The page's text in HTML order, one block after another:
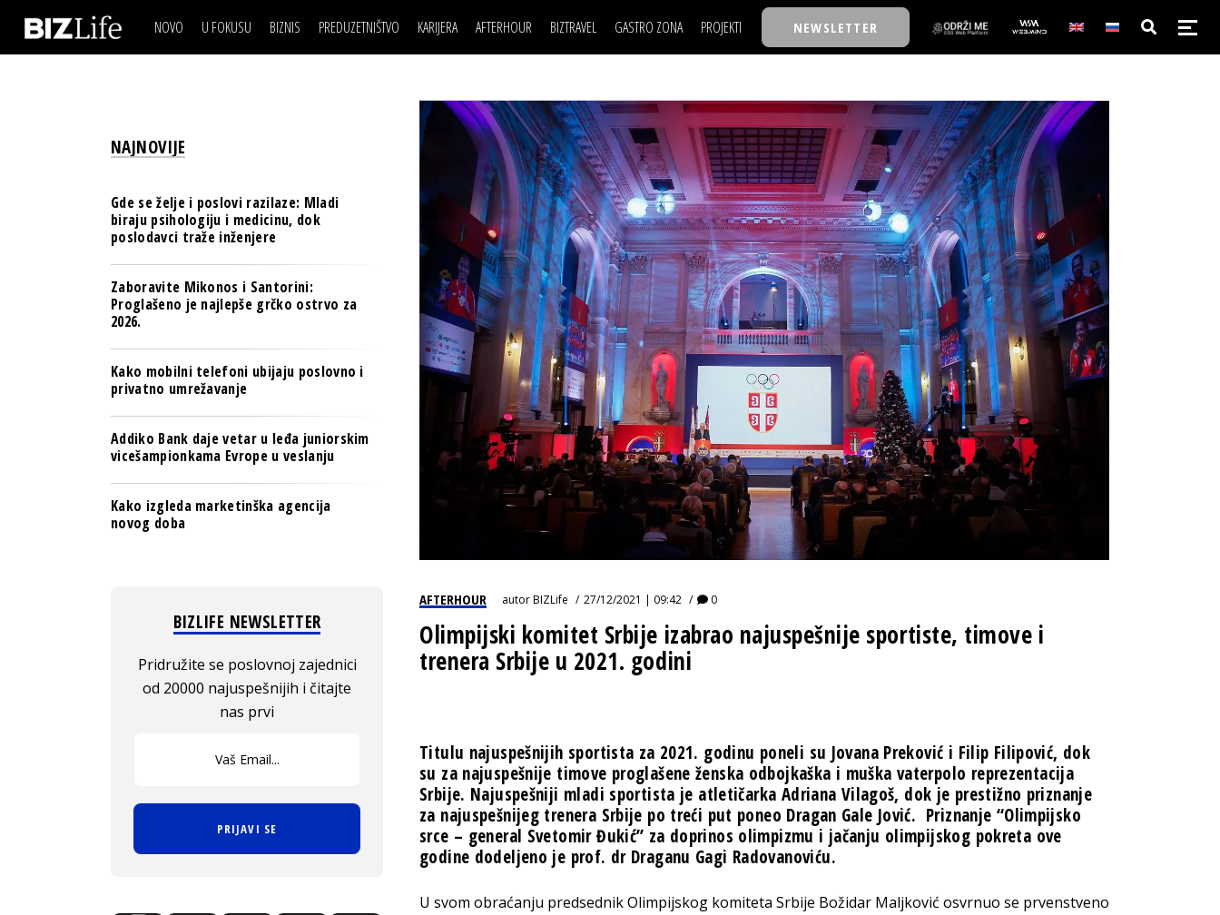
NOVO U FOKUSU BIZNIS
BANKE
TECH I AI
BIZNIS & SPORT
PULS REGIONA
NOVO NA RAFU
PREDUZETNIŠTVO KARIJERA
LJUDI (HR)
MOJ UGAO
USAVRŠAVANJE
KNOW-HOW
AFTERHOUR
KNJIGE
AUTO SVET
STIL
WELLBEING
BIZTRAVEL GASTRO ZONA PROJEKTI
TASTY TALKS
30 ISPOD 30
BACK TO OFFICE/SCHOOL
BIZBENDOVI
BIZKOLEGIJUM
BMW BIZNIS LIGA
BIZLIFE WEEK
IZJAVA GODINE
NEWSLETTER
IZJAVA DANABIZNIS SCENA
BREND I KOMUNIKACIJE
OSIGURANJE
TECH I AI
PULS REGIONA
POSAO
MOJ UGAO
USAVRŠAVANJE
KNOW-HOW
FILM I SCENA
AUTO SVET
STIL
WELLBEING
NAJKOLEGA
30 ISPOD 30
BACK TO OFFICE/SCHOOL
BIZBENDOVI
BIZKOLEGIJUM
BMW BIZNIS LIGA
BIZLIFE WEEK
IZJAVA GODINE
AFTERHOUR autorBIZLife 27/12/2021 | 09:42 0
Olimpijski komitet Srbije izabrao najuspešnije sportiste, timove i
trenera Srbije u 2021. godini
Titulu najuspešnijih sportista za 2021. godinu poneli su Jovana Preković i Filip Filipović, dok
su za najuspešnije timove proglašene ženska odbojkaška i muška vaterpolo reprezentacija
Srbije. Najuspešniji mladi sportista je atletičarka Adriana Vilagoš, dok je prestižno priznanje
za najuspešnijeg trenera Srbije po treći put poneo Dragan Gale Jović. Priznanje “Olimpijsko
srce – general Svetomir Đukić” za doprinos olimpizmu i jačanju olimpijskog pokreta ove
godine dodeljeno je prof. dr Draganu Gagi Radovanoviću.
U svom obraćanju predsednik Olimpijskog komiteta Srbije Božidar Maljković osvrnuo se prvenstveno
NAJNOVIJE
Gde se želje i poslovi razilaze: Mladi
biraju psihologiju i medicinu, dok
poslodavci traže inženjere
Zaboravite Mikonos i Santorini:
Proglašeno je najlepše grčko ostrvo za
2026.
Kako mobilni telefoni ubijaju poslovno i
privatno umrežavanje
Addiko Bank daje vetar u leđa juniorskim
vicešampionkama Evrope u veslanju
Kako izgleda marketinška agencija
novog doba
BIZLIFE NEWSLETTER
Pridružite se poslovnoj zajednici
od 20000 najuspešnijih i čitajte
nas prvi
PRIJAVI SE